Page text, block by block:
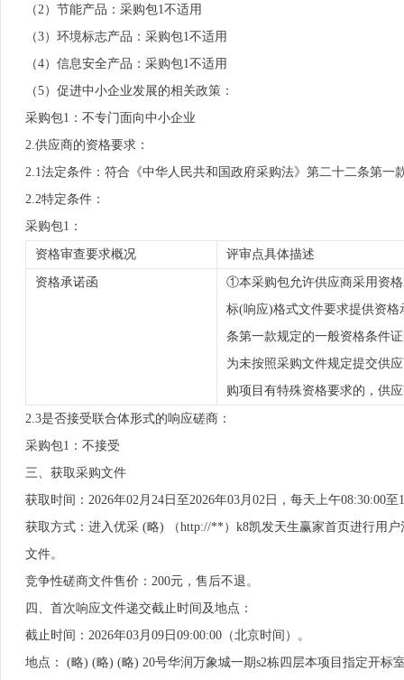
（2）节能产品：采购包1不适用
（3）环境标志产品：采购包1不适用
（4）信息安全产品：采购包1不适用
（5）促进中小企业发展的相关政策：
采购包1：不专门面向中小企业
2.供应商的资格要求：
2.1法定条件：符合《中华人民共和国政府采购法》第二十二条第一
2.2特定条件：
采购包1：
资格审查要求概况 评审点具体描述
资格承诺函
①本采购包允许供应商采用资
标(响应)格式文件要求提供资
条第一款规定的一般资格条件
为未按照采购文件规定提交供
购项目有特殊资格要求的，供
2.3是否接受联合体形式的响应磋商：
采购包1：不接受
三、获取采购文件
获取时间：2026年02月24日至2026年03月02日，每天上午08:30:00
获取方式：进入优采 (略) （http://**）k8凯发天生赢家首页进行用
文件。
竞争性磋商文件售价：200元，售后不退。
四、首次响应文件递交截止时间及地点：
截止时间：2026年03月09日09:00:00（北京时间）。
地点： (略) (略) (略) 20号华润万象城一期s2栋四层本项目指定开标